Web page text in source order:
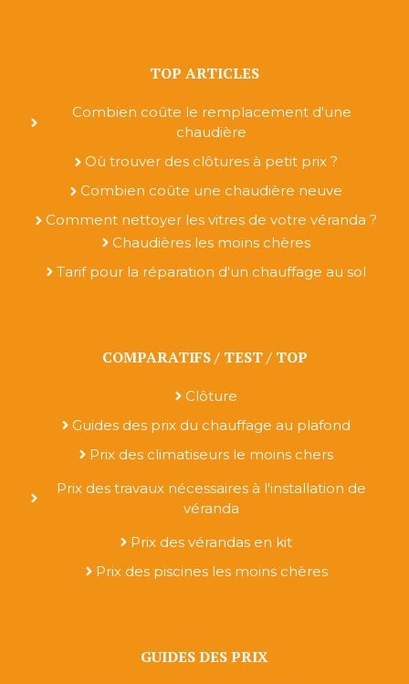
TOP ARTICLES
Combien coûte le remplacement d'une
chaudière
Où trouver des clôtures à petit prix ?
Combien coûte une chaudière neuve
Comment nettoyer les vitres de votre véranda ?
Chaudières les moins chères
Tarif pour la réparation d'un chauffage au sol
COMPARATIFS / TEST / TOP
Clôture
Guides des prix du chauffage au plafond
Prix des climatiseurs le moins chers
Prix des travaux nécessaires à l'installation de
véranda
Prix des vérandas en kit
Prix des piscines les moins chères
GUIDES DES PRIX